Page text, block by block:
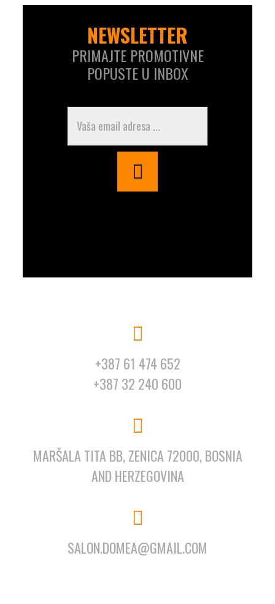
NEWSLETTER
PRIMAJTE PROMOTIVNE
POPUSTE U INBOX
+387 61 474 652
+387 32 240 600
MARŠALA TITA BB, ZENICA 72000, BOSNIA
AND HERZEGOVINA
SALON.DOMEA@GMAIL.COM